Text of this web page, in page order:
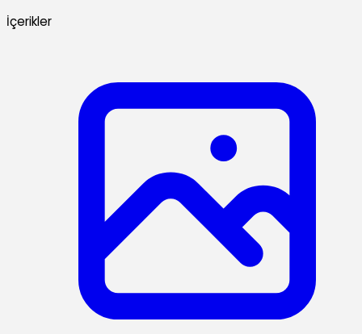
İçerikler